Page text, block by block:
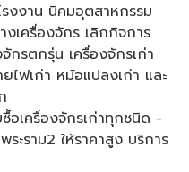
งงาน นิคมอุตสาหกรรม
งเครื่องจักร เลิกกิจการ
กรตกรุ่น เครื่องจักรเก่า
ไฟเก่า หม้อแปลงเก่า และ
อเครื่องจักรเก่าทุกชนิด -
ะราม2 ให้ราคาสูง บริการ